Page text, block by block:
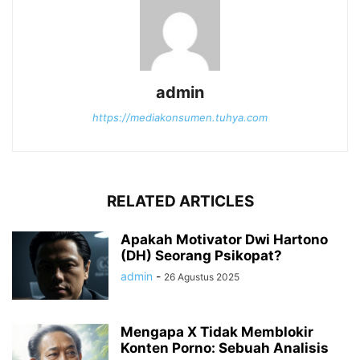
admin
https://mediakonsumen.tuhya.com
RELATED ARTICLES
Apakah Motivator Dwi Hartono
(DH) Seorang Psikopat?
admin - 26 Agustus 2025
Mengapa X Tidak Memblokir
Konten Porno: Sebuah Analisis